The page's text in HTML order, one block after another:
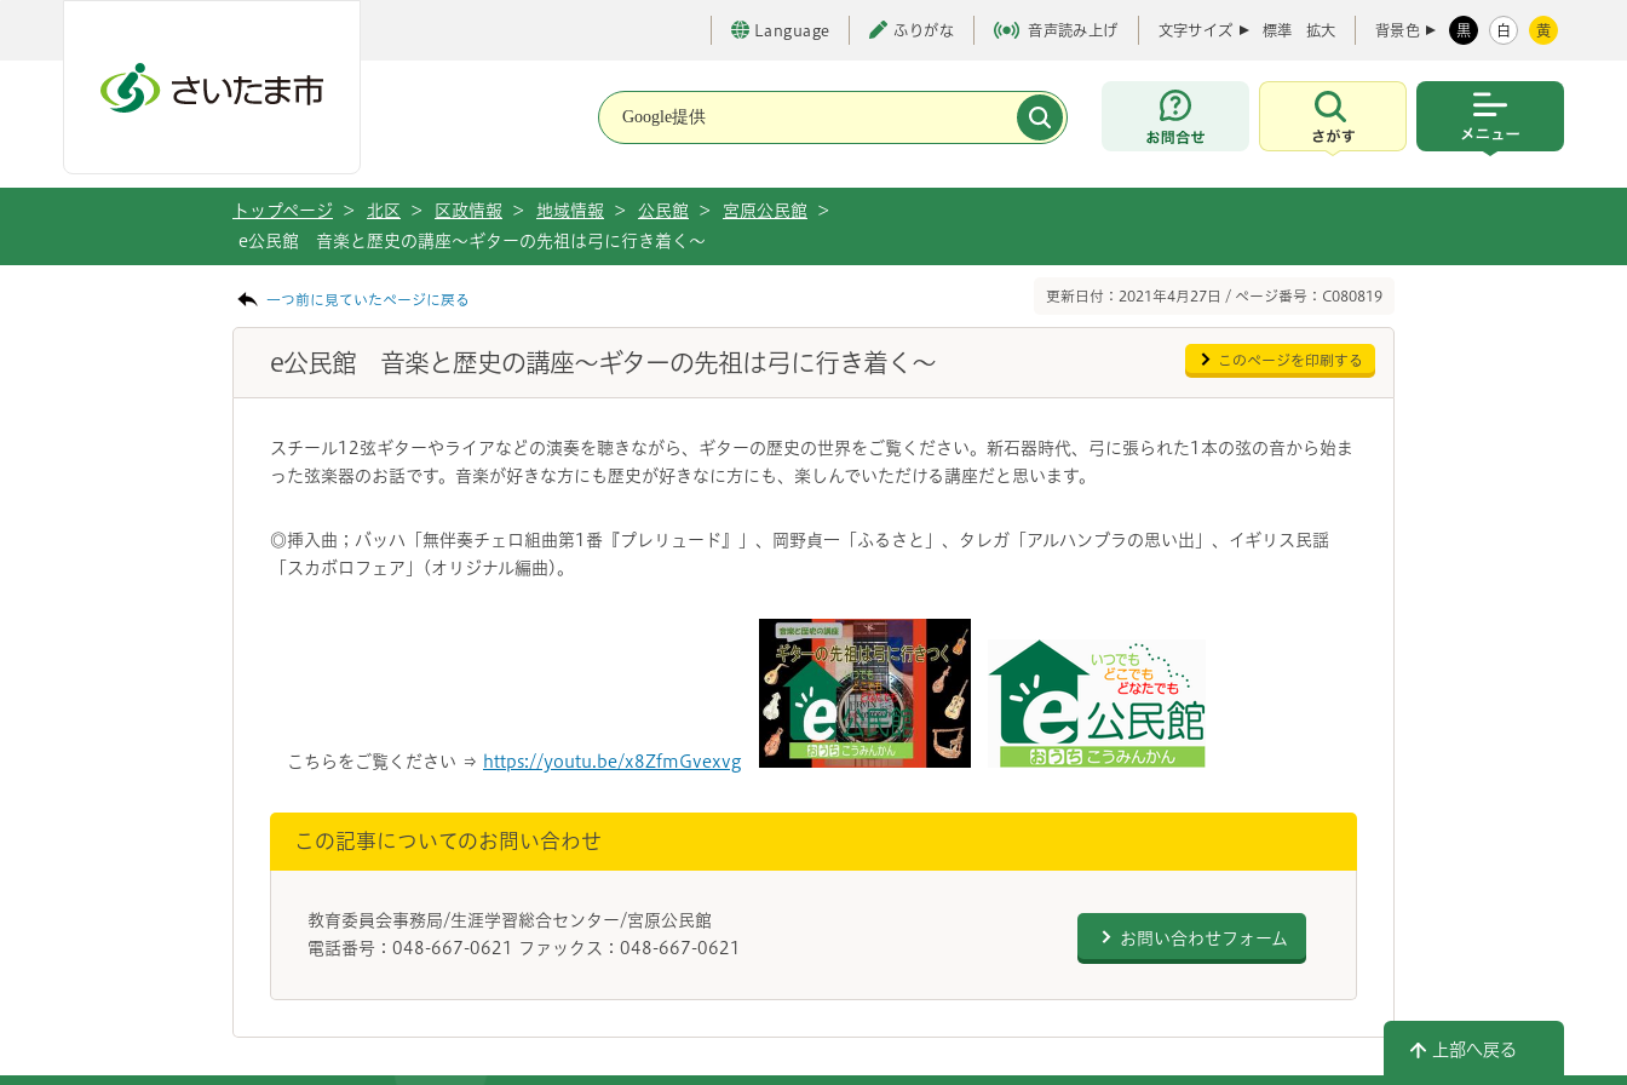
Language ふりがな 音声読み上げ 文字サイズ 標準 拡大 背景色 黒 白 黄
お問合せ
さがす
トップページ > 北区 > 区政情報 > 地域情報 > 公民館 > 宮原公民館
>
e公民館 音楽と歴史の講座～ギターの先祖は弓に行き着く～
一つ前に見ていたページに戻る 更新日付：2021年4月27日 / ページ番号：C080819
e公民館 音楽と歴史の講座～ギターの先祖は弓に行き着く～ このページを印刷する
スチール12弦ギターやライアなどの演奏を聴きながら、ギターの歴史の世界をご覧ください。新石器時代、弓に張られた1本の弦の音から始ま
った弦楽器のお話です。音楽が好きな方にも歴史が好きなに方にも、楽しんでいただける講座だと思います。
◎挿入曲；バッハ「無伴奏チェロ組曲第1番『プレリュード』」、岡野貞一「ふるさと」、タレガ「アルハンブラの思い出」、イギリス民謡
「スカボロフェア」(オリジナル編曲)。
こちらをご覧ください ⇒ https://youtu.be/x8ZfmGvexvg
この記事についてのお問い合わせ
教育委員会事務局/生涯学習総合センター/宮原公民館
電話番号：048-667-0621 ファックス：048-667-0621
お問い合わせフォーム
上部へ戻る